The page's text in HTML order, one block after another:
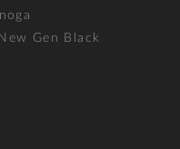
Gen Black